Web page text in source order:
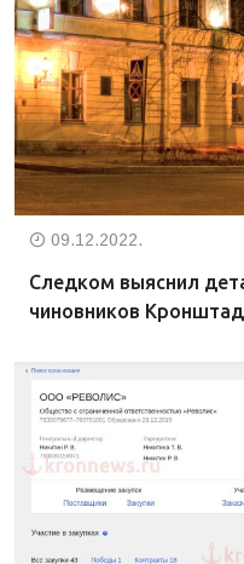
09.12.2022.
Следком выяснил
чиновников